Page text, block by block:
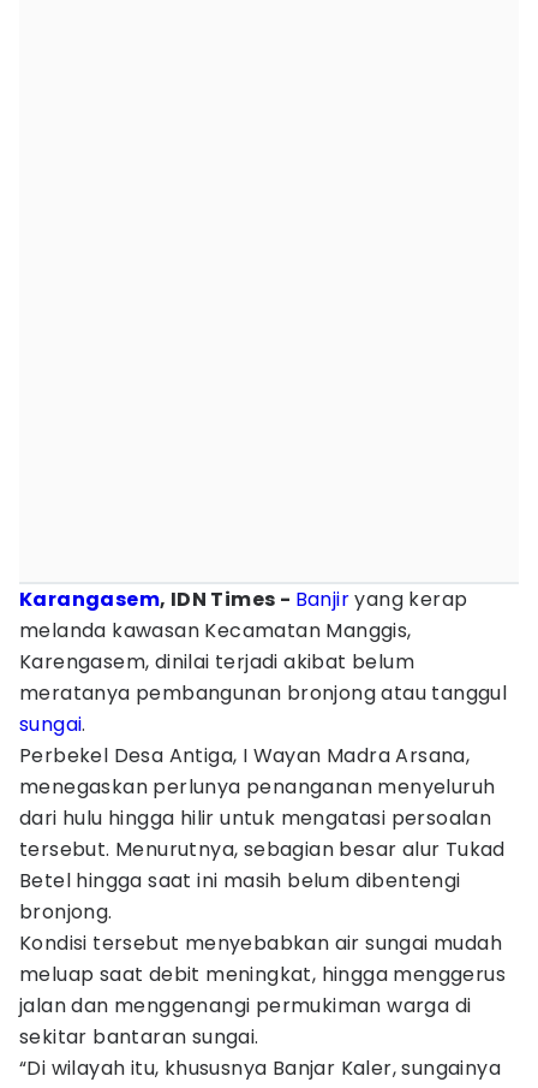
Karangasem, IDN Times - Banjiryang kerap
melanda kawasan Kecamatan Manggis,
Karengasem, dinilai terjadi akibat belum
meratanya pembangunan bronjong atau tanggul
sungai.
Perbekel Desa Antiga, I Wayan Madra Arsana,
menegaskan perlunya penanganan menyeluruh
dari hulu hingga hilir untuk mengatasi persoalan
tersebut. Menurutnya, sebagian besar alur Tukad
Betel hingga saat ini masih belum dibentengi
bronjong.
Kondisi tersebut menyebabkan air sungai mudah
meluap saat debit meningkat, hingga menggerus
jalan dan menggenangi permukiman warga di
sekitar bantaran sungai.
“Di wilayah itu, khususnya Banjar Kaler, sungainya